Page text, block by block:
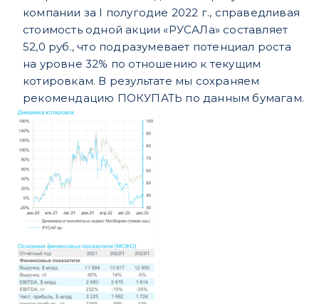
компании за I полугодие 2022 г., справедливая
стоимость одной акции «РУСАЛа» составляет
52,0 руб., что подразумевает потенциал роста
на уровне 32% по отношению к текущим
котировкам. В результате мы сохраняем
рекомендацию ПОКУПАТЬ по данным бумагам.